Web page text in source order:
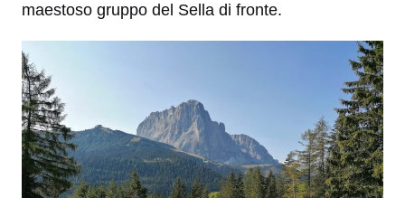
maestoso gruppo del Sella di fronte.